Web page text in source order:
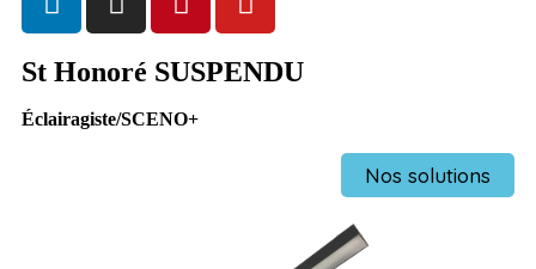
St Honoré SUSPENDU
Éclairagiste/SCENO+
Nos solutions